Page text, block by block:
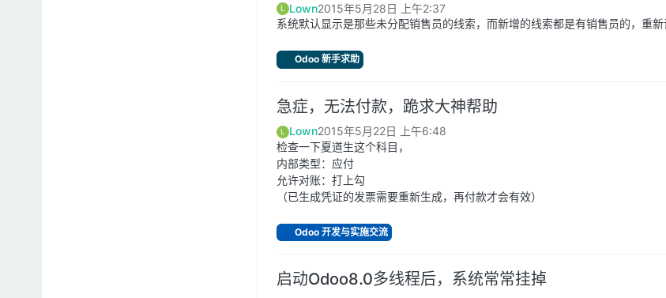
L Lown2015年5月28日 上午2:37
系统默认显示是那些未分配销售员的线索，而新增的线索都是有销售员的，重
Odoo 新手求助
急症，无法付款，跪求大神帮助
L Lown2015年5月22日 上午6:48
检查一下夏道生这个科目，
内部类型：应付
允许对账：打上勾
（已生成凭证的发票需要重新生成，再付款才会有效）
Odoo 开发与实施交流
启动Odoo8.0多线程后，系统常常挂掉